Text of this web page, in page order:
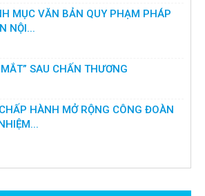
MỤC VĂN BẢN QUY PHẠM PHÁP
NỘI...
SAU CHẤN THƯƠNG
HÀNH MỞ RỘNG CÔNG ĐOÀN